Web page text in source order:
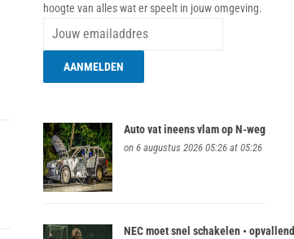
hoogte van alles wat er speelt in jouw omgeving.
Auto vat ineens vlam op N-weg
on 6 augustus 2026 05:26 at 05:26
NEC moet snel schakelen •